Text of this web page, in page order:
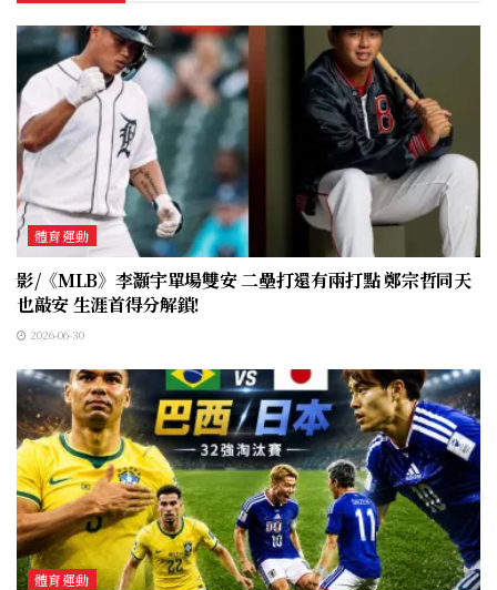
體育運動
影/《MLB》李灝宇單場雙安 二壘打還有兩打點 鄭宗哲同天
也敲安 生涯首得分解鎖!
2026-06-30
體育運動